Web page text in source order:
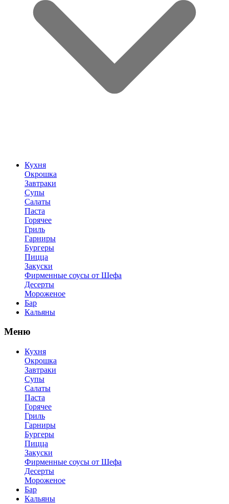
Кухня
Окрошка
Завтраки
Супы
Салаты
Паста
Горячее
Гриль
Гарниры
Бургеры
Пицца
Закуски
Фирменные соусы от Шефа
Десерты
Мороженое
Бар
Кальяны
Меню
Кухня
Окрошка
Завтраки
Супы
Салаты
Паста
Горячее
Гриль
Гарниры
Бургеры
Пицца
Закуски
Фирменные соусы от Шефа
Десерты
Мороженое
Бар
Кальяны